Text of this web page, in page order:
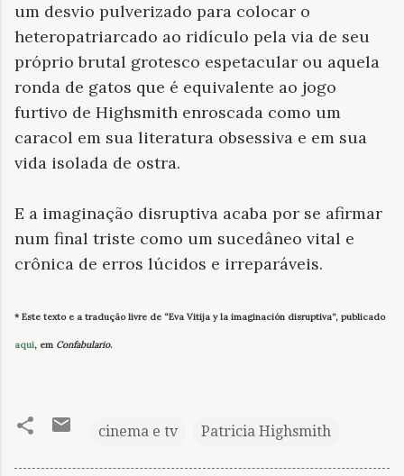
um desvio pulverizado para colocar o
heteropatriarcado ao ridículo pela via de seu
próprio brutal grotesco espetacular ou aquela
ronda de gatos que é equivalente ao jogo
furtivo de Highsmith enroscada como um
caracol em sua literatura obsessiva e em sua
vida isolada de ostra.
E a imaginação disruptiva acaba por se afirmar
num final triste como um sucedâneo vital e
crônica de erros lúcidos e irreparáveis.
* Este texto e a tradução livre de “Eva Vitija y la imaginación disruptiva”, publicado
aqui, em Confabulario.
cinema e tv Patricia Highsmith